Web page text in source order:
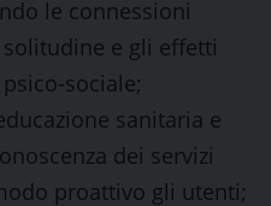
le connessioni
e gli effetti
sociale;
sanitaria e
dei servizi
proattivo gli utenti;